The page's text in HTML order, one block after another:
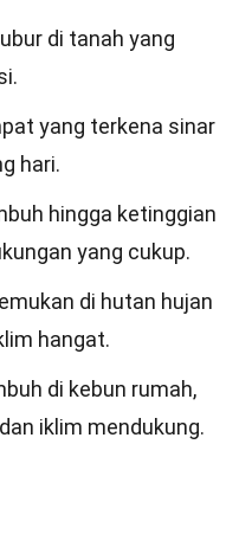
di tanah yang
yang terkena sinar
hari.
hingga ketinggian
yang cukup.
di hutan hujan
hangat.
di kebun rumah,
iklim mendukung.